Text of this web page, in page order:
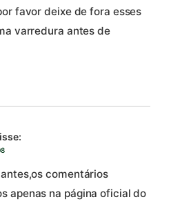
favor deixe de fora esses
varredura antes de
comentários
apenas na página oficial do